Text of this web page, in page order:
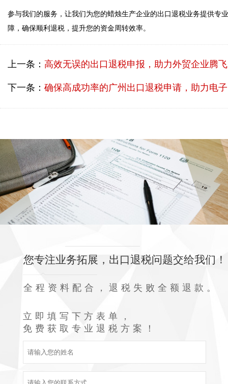
参与我们的服务，让我们为您的蜡烛生产企业的出口退税业务提供专
上一条： 高效无误的出口退税申报，助力外贸企业腾飞
下一条： 确保高成功率的广州出口退税申请，助力电子产品外贸公司
您专注业务拓展，出口退税问题交给我们！
全程资料配合，退税失败全额退款。
立即填写下方表单，
免费获取专业退税方案！